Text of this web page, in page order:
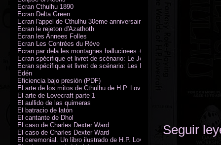
Seguir
Ecran Cthulhu 1890
Ecran Delta Green
Ecran l'appel de Cthulhu 30eme anniversaire
Ecran le rejeton d'Azathoth
Ecran les Annees Folles
Ecran Les Contrées du Réve
Ecran par dela les montagnes hallucinees + kit d'expedition
Ecran spécifique et livret de scénario: Le Jour de la Bête
Ecran spécifique et livret de scénario: Les Masques de Nyarlathotep
Edén
Eficiencia bajo presión (PDF)
El arte de los mitos de Cthulhu de H.P. Lovecraft
El arte de Lovecraft parte 1
El aullido de las quimeras
El batracio de latón
El cantante de Dhol
El caso de Charles Dexter Ward
El caso de Charles Dexter Ward
El ceremonial. Un libro ilustrado de H.P. Lovecraft